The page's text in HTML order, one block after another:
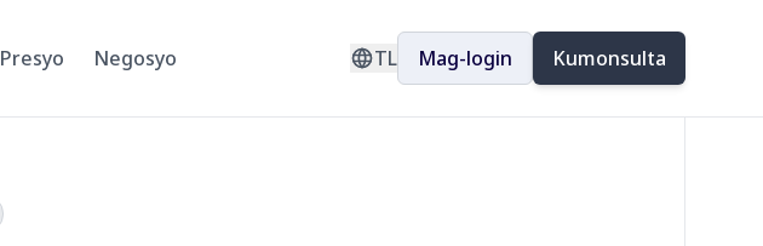
Presyo Negosyo TL Mag-login Kumonsulta